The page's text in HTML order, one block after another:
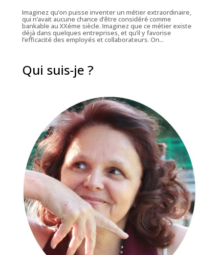
Imaginez qu’on puisse inventer un métier extraordinaire,
qui n’avait aucune chance d’être considéré comme
bankable au XXéme siècle. Imaginez que ce métier existe
déjà dans quelques entreprises, et qu’il y favorise
l’efficacité des employés et collaborateurs. On...
Qui suis-je ?